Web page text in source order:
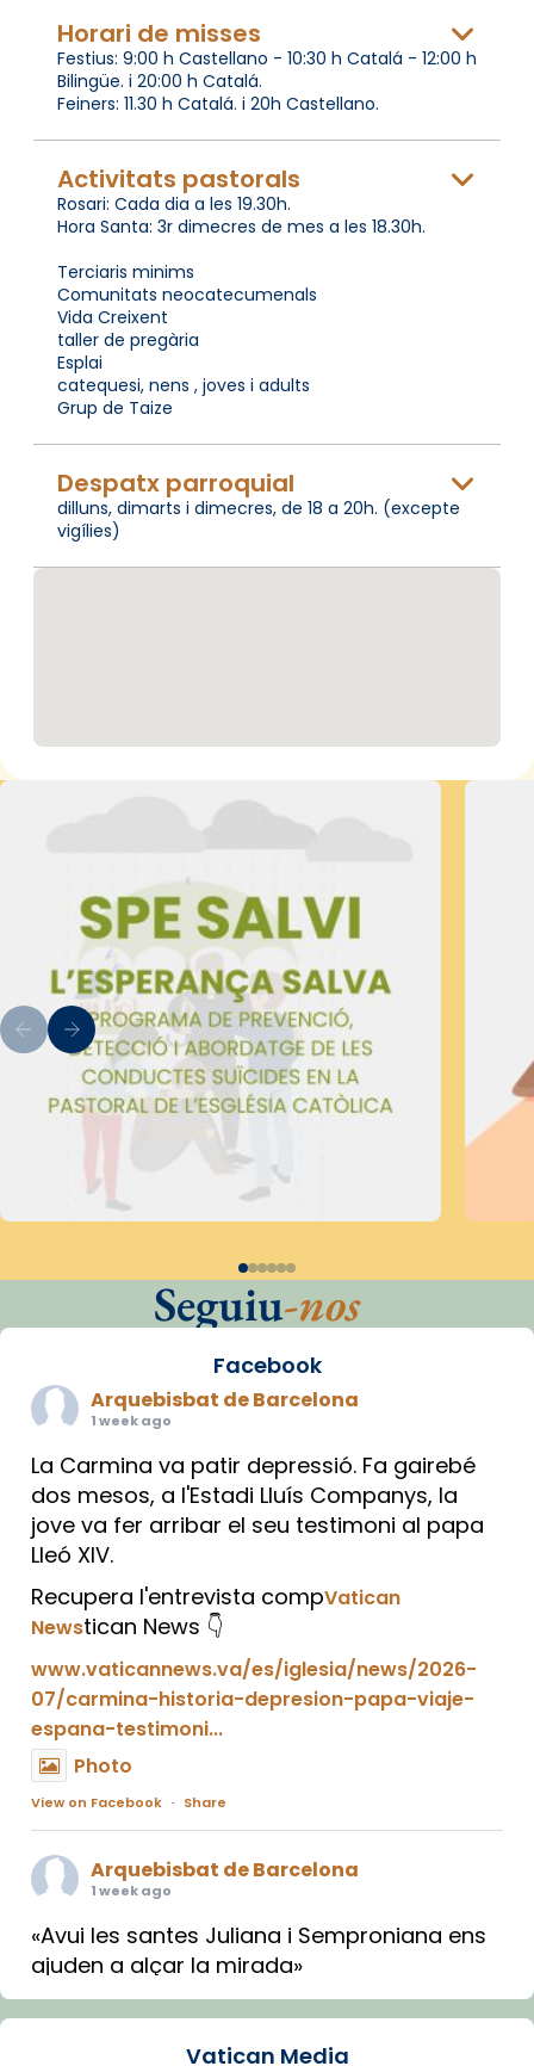
Horari de misses
Festius: 9:00 h Castellano - 10:30 h Catalá - 12:00 h
Bilingüe. i 20:00 h Catalá.
Feiners: 11.30 h Catalá. i 20h Castellano.
Activitats pastorals
Rosari: Cada dia a les 19.30h.
Hora Santa: 3r dimecres de mes a les 18.30h.
Terciaris minims
Comunitats neocatecumenals
Vida Creixent
taller de pregària
Esplai
catequesi, nens , joves i adults
Grup de Taize
Despatx parroquial
dilluns, dimarts i dimecres, de 18 a 20h. (excepte
vigílies)
Seguiu-nos
Facebook
Arquebisbat de Barcelona
1 week ago
La Carmina va patir depressió. Fa gairebé
dos mesos, a l'Estadi Lluís Companys, la
jove va fer arribar el seu testimoni al papa
Lleó XIV.
Recupera l'entrevista compVatican
Newstican News 👇
www.vaticannews.va/es/iglesia/news/2026-
07/carmina-historia-depresion-papa-viaje-
espana-testimoni...
Photo
View on Facebook · Share
Arquebisbat de Barcelona
1 week ago
«Avui les santes Juliana i Semproniana ens
ajuden a alçar la mirada»
Mons. Sergi Gordo, bisbe de Tortosa, ha
Vatican Media